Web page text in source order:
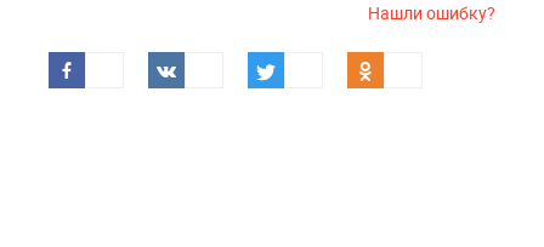
Нашли ошибку?